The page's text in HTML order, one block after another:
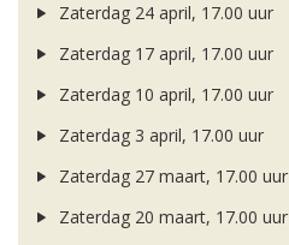
Zaterdag 24 april, 17.00 uur
Zaterdag 17 april, 17.00 uur
Zaterdag 10 april, 17.00 uur
Zaterdag 3 april, 17.00 uur
Zaterdag 27 maart, 17.00 uur
Zaterdag 20 maart, 17.00 uur